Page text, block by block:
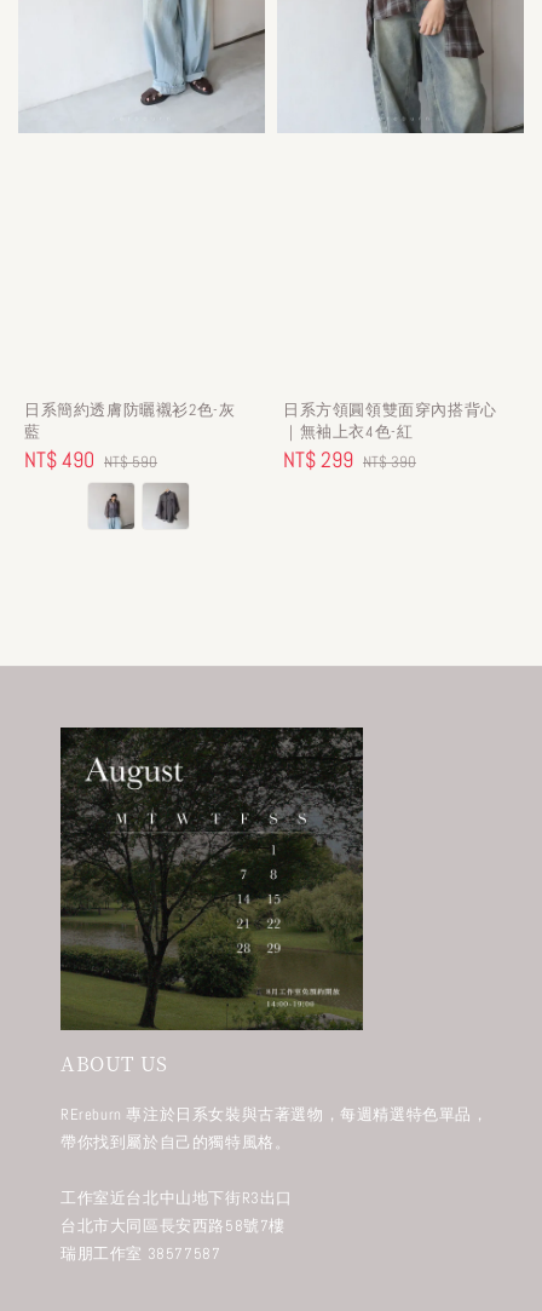
日系簡約透膚防曬襯衫2色-灰
藍
Sale
NT$ 490 Regular
price
NT$ 590
日系方領圓領雙面穿內搭背心
｜無袖上衣4色-紅
Sale
NT$ 299 Regular
NT$ 390
ABOUT US
REreburn 專注於日系女裝與古著選物，每週精選特色單品，
帶你找到屬於自己的獨特風格。
工作室近台北中山地下街R3出口
台北市大同區長安西路58號7樓
瑞朋工作室 38577587